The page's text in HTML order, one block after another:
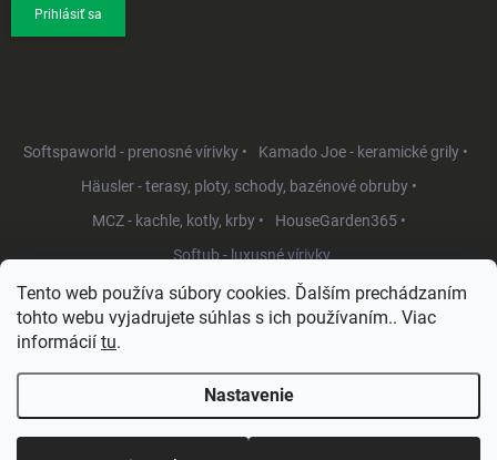
Tento web používa súbory cookies. Ďalším prechádzaním
tohto webu vyjadrujete súhlas s ich používaním.. Viac
informácií tu.
Nastavenie
Prihlásiť sa
Softspaworld - prenosné vírivky •
Kamado Joe - keramické grily •
Häusler - terasy, ploty, schody, bazénové obruby •
MCZ - kachle, kotly, krby •
HouseGarden365 •
Softub - luxusné vírivky
Copyright 2026HouseGarden.sk. Všetky práva vyhradené.Upraviť